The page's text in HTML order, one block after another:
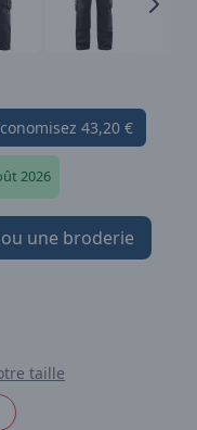
43,20 €
2026
une broderie
taille